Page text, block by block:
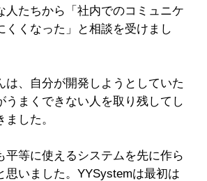
人たちから「社内でのコミュニケ
くくなった」と相談を受けまし
は、自分が開発しようとしていた
うまくできない人を取り残してし
した。
平等に使えるシステムを先に作ら
思いました。YYSystemは最初は